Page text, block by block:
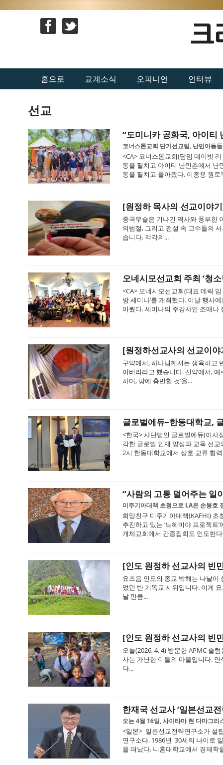
홈으로 교계소식 오피니언 인터뷰
선교
“도미니카 공화국, 아이티
코너스톤교회 단기선교팀, 난민아동
<CA> 코너스톤교회(담임 데이빗
동을 펼치고 아이티 난민촌에서 난
동을 펼치고 돌아왔다. 이종용 원
[원정하 목사의 선교이야
중국무술은 기나긴 역사와 풍부한
의범절, 그리고 전설 속 고수들의
습니다. 각각의...
오네시모선교회 주최 ‘청
<CA> 오네시모선교회(대표 데릭
방 세미나’를 개최했다. 이날 행사
이뤘다. 세미나의 주강사인 조애나
[원정하선교사의 선교이
구약에서, 하나님께서는 생육하고
여버리라고 했습니다. 신약에서,
하며, 땅에 충만할 것’을...
글로벌에듀–한동대학교,
<한국> 사단법인 글로벌에듀(이사
각한 글로벌 인재 양성과 교육 선
2시 한동대학교에서 상호 교류 협
“사람의 고통 덜어주는 일
미주기아대책 초청으로 LA온 손봉호
희망친구 미주기아대책(KAFHI)
추진하고 있는 ‘느헤미야 프로젝
개체교회에서 간증집회도 인도한
[인도 원정하 선교사의 빈
요즈음 인도의 종교 박해는 나날이
었던 반 기독교 시위입니다. 이게
날 만큼...
[인도 원정하 선교사의 빈
오늘(2026, 4. 4) 방문한 APMC 슬
사는 가난한 이들의 마을입니다.
다...
한재국 선교사 ‘일본선교
오는 4월 16일, 사이타마 현 다마그리
<일본> 일본선교전략연구소가 설
연구소다. 1986년 30세의 나이로
을 떠났다. 니혼대학교에서 경제학